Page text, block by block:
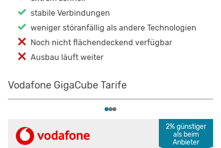
stabile Verbindungen
weniger störanfällig als andere Technologien
Noch nicht flächendeckend verfügbar
Ausbau läuft weiter
Vodafone GigaCube Tarife
2% günstiger
als beim
Anbieter